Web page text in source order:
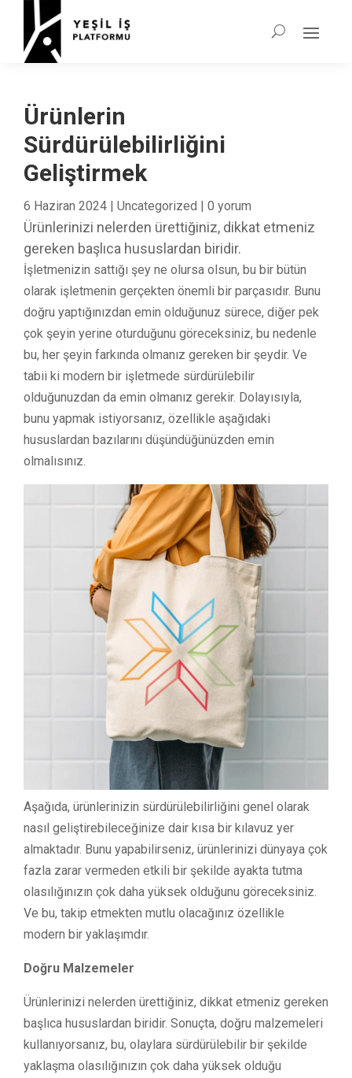
Ürünlerin
Sürdürülebilirliğini
Geliştirmek
6 Haziran 2024 | Uncategorized | 0 yorum
Ürünlerinizi nelerden ürettiğiniz, dikkat etmeniz
gereken başlıca hususlardan biridir.
İşletmenizin sattığı şey ne olursa olsun, bu bir bütün
olarak işletmenin gerçekten önemli bir parçasıdır. Bunu
doğru yaptığınızdan emin olduğunuz sürece, diğer pek
çok şeyin yerine oturduğunu göreceksiniz, bu nedenle
bu, her şeyin farkında olmanız gereken bir şeydir. Ve
tabii ki modern bir işletmede sürdürülebilir
olduğunuzdan da emin olmanız gerekir. Dolayısıyla,
bunu yapmak istiyorsanız, özellikle aşağıdaki
hususlardan bazılarını düşündüğünüzden emin
olmalısınız.
Aşağıda, ürünlerinizin sürdürülebilirliğini genel olarak
nasıl geliştirebileceğinize dair kısa bir kılavuz yer
almaktadır. Bunu yapabilirseniz, ürünlerinizi dünyaya çok
fazla zarar vermeden etkili bir şekilde ayakta tutma
olasılığınızın çok daha yüksek olduğunu göreceksiniz.
Ve bu, takip etmekten mutlu olacağınız özellikle
modern bir yaklaşımdır.
Doğru Malzemeler
Ürünlerinizi nelerden ürettiğiniz, dikkat etmeniz gereken
başlıca hususlardan biridir. Sonuçta, doğru malzemeleri
kullanıyorsanız, bu, olaylara sürdürülebilir bir şekilde
yaklaşma olasılığınızın çok daha yüksek olduğu